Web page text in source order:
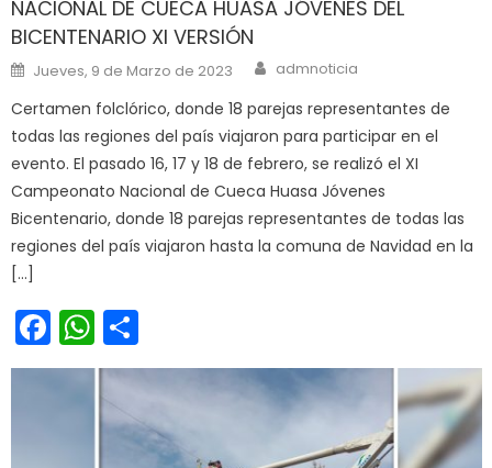
NACIONAL DE CUECA HUASA JÓVENES DEL
BICENTENARIO XI VERSIÓN
Posted on
Jueves, 9 de Marzo de 2023 Author
admnoticia
Certamen folclórico, donde 18 parejas representantes de
todas las regiones del país viajaron para participar en el
evento. El pasado 16, 17 y 18 de febrero, se realizó el XI
Campeonato Nacional de Cueca Huasa Jóvenes
Bicentenario, donde 18 parejas representantes de todas las
regiones del país viajaron hasta la comuna de Navidad en la
[…]
Facebook
WhatsApp